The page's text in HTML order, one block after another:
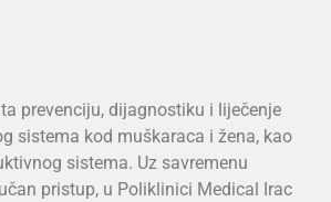
prevenciju, dijagnostiku i liječenje
sistema kod muškaraca i žena, kao
sistema. Uz savremenu
pristup, u Poliklinici Medical Irac